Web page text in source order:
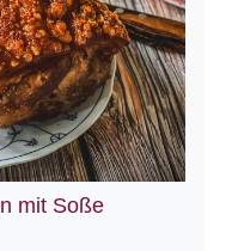
mit Soße